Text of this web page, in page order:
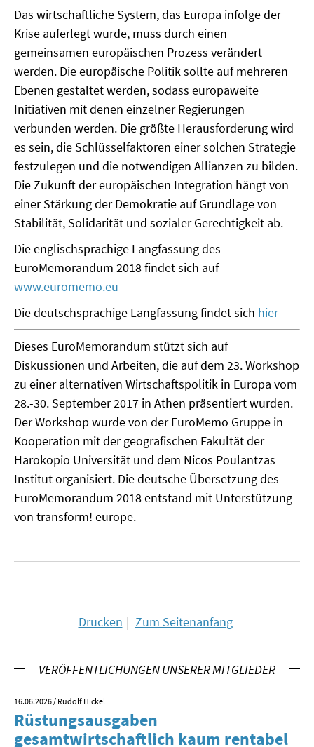
Das wirtschaftliche System, das Europa infolge der
Krise auferlegt wurde, muss durch einen
gemeinsamen europäischen Prozess verändert
werden. Die europäische Politik sollte auf mehreren
Ebenen gestaltet werden, sodass europaweite
Initiativen mit denen einzelner Regierungen
verbunden werden. Die größte Herausforderung wird
es sein, die Schlüsselfaktoren einer solchen Strategie
festzulegen und die notwendigen Allianzen zu bilden.
Die Zukunft der europäischen Integration hängt von
einer Stärkung der Demokratie auf Grundlage von
Stabilität, Solidarität und sozialer Gerechtigkeit ab.
Die englischsprachige Langfassung des
EuroMemorandum 2018 findet sich auf
www.euromemo.eu
Die deutschsprachige Langfassung findet sich hier
Dieses EuroMemorandum stützt sich auf
Diskussionen und Arbeiten, die auf dem 23. Workshop
zu einer alternativen Wirtschaftspolitik in Europa vom
28.-30. September 2017 in Athen präsentiert wurden.
Der Workshop wurde von der EuroMemo Gruppe in
Kooperation mit der geografischen Fakultät der
Harokopio Universität und dem Nicos Poulantzas
Institut organisiert. Die deutsche Übersetzung des
EuroMemorandum 2018 entstand mit Unterstützung
von transform! europe.
Drucken Zum Seitenanfang
VERÖFFENTLICHUNGEN UNSERER MITGLIEDER
16.06.2026 / Rudolf Hickel
Rüstungsausgaben
gesamtwirtschaftlich kaum rentabel